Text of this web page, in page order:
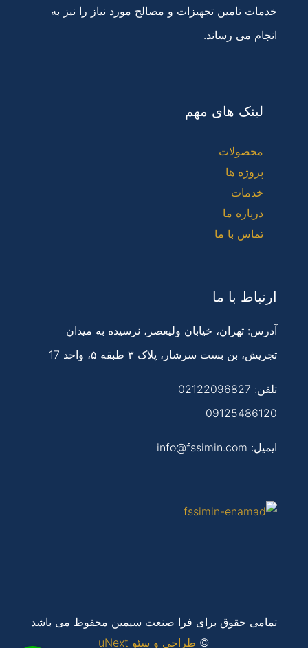
خدمات تامین تجهیزات و مصالح مورد نیاز را نیز به
انجام می رساند.
لینک های مهم
محصولات
پروژه ها
خدمات
درباره ما
تماس با ما
ارتباط با ما
آدرس: تهران، خیابان ولیعصر، نرسیده به میدان
تجریش، بن بست سرشار، پلاک ۳ طبقه ۵، واحد 17
تلفن: 02122096827
09125486120
ایمیل: info@fssimin.com
تمامی حقوق برای فرا صنعت سیمین محفوظ می باشد
© طراحی و سئو uNext